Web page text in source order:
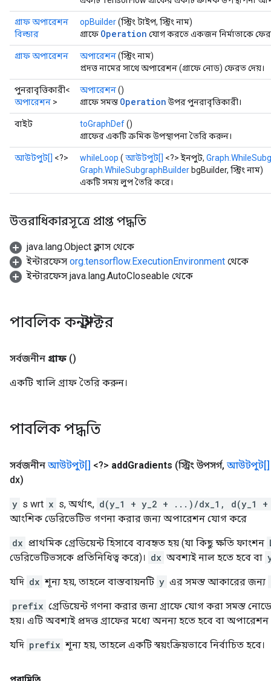
গ্রাফ অপারেশন
বিল্ডার
opBuilder(স্ট্রিং টাইপ, স্ট্রিং নাম)
গ্রাফে Operation যোগ করতে একজন নির্মাতাকে
গ্রাফ অপারেশন অপারেশন(স্ট্রিং নাম)
প্রদত্ত নামের সাথে অপারেশন (গ্রাফে নোড) ফেরত দেয়।
পুনরাবৃত্তিকারী<
অপারেশন >
অপারেশন()
গ্রাফে সমস্ত Operationউপর পুনরাবৃত্তিকারী।
বাইট toGraphDef()
গ্রাফের একটি ক্রমিক উপস্থাপনা তৈরি করুন।
আউটপুট[] <?> whileLoop ( আউটপুট[] <?> ইনপুট,
Graph.WhileSubgraphBuilder bgBuilder, স্ট্রিং নাম)
একটি সময় লুপ তৈরি করে।
উত্তরাধিকারসূত্রে প্রাপ্ত পদ্ধতি
java.lang.Object ক্লাস থেকে
ইন্টারফেস org.tensorflow.ExecutionEnvironment থেকে
ইন্টারফেস java.lang.AutoCloseable থেকে
পাবলিক কনস্ট্রাক্টর
সর্বজনীন গ্রাফ ()
একটি খালি গ্রাফ তৈরি করুন।
পাবলিক পদ্ধতি
সর্বজনীন আউটপুট[] <?> addGradients (স্ট্রিং উপসর্গ, আউটপুট[]
dx)
y s wrt x s, অর্থাৎ, d(y_1 + y_2 + ...)/dx_1, d(y_1
আংশিক ডেরিভেটিভ গণনা করার জন্য অপারেশন যোগ করে
dx প্রাথমিক গ্রেডিয়েন্ট হিসাবে ব্যবহৃত হয় (যা কিছু ক্ষতি ফাংশন
ডেরিভেটিভসকে প্রতিনিধিত্ব করে)। dx অবশ্যই নাল হতে হবে বা
যদি dx শূন্য হয়, তাহলে বাস্তবায়নটি y এর সমস্ত আকারের জন্য
prefix গ্রেডিয়েন্ট গণনা করার জন্য গ্রাফে যোগ করা সমস্ত
হয়। এটি অবশ্যই প্রদত্ত গ্রাফের মধ্যে অনন্য হতে হবে বা অপারেশন
যদি prefix শূন্য হয়, তাহলে একটি স্বয়ংক্রিয়ভাবে নির্বাচিত হবে।